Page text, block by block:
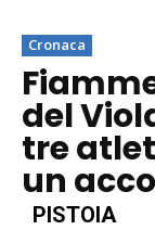
Cronaca
del
tre
un
PISTOIA